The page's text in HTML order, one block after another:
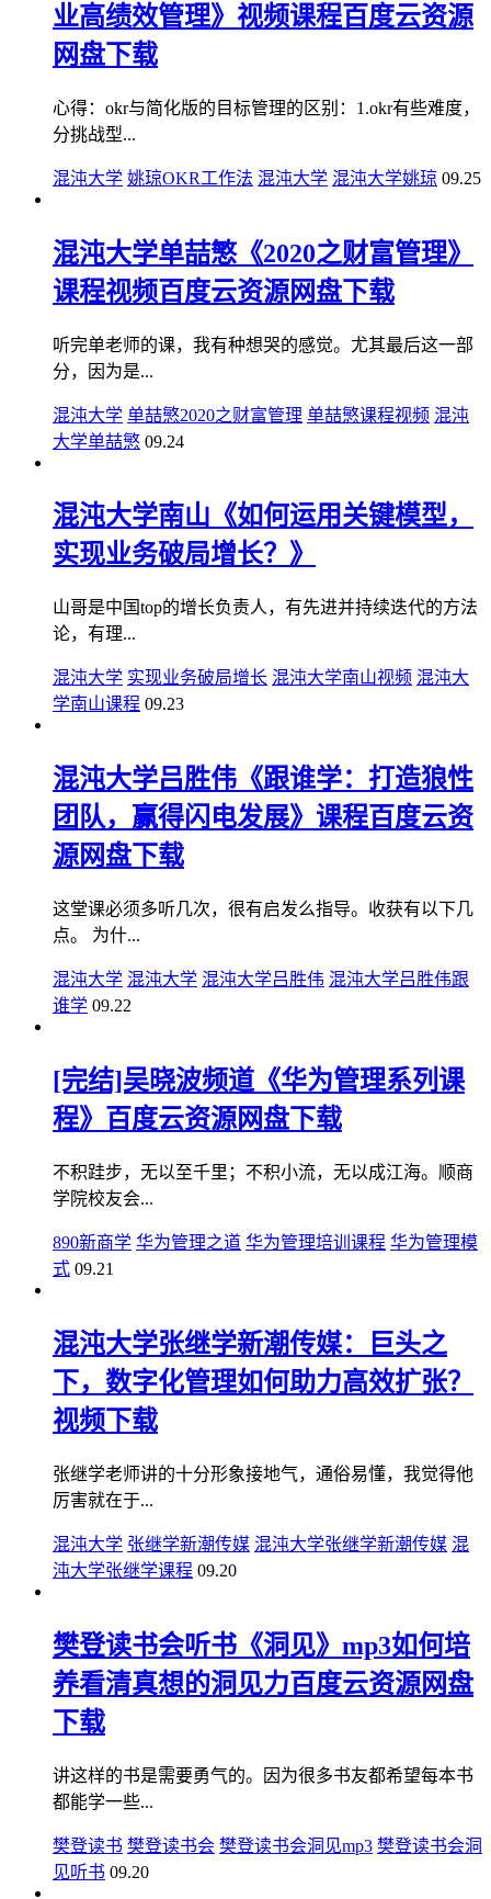
业高绩效管理》视频课程百度云资源
网盘下载
心得：okr与简化版的目标管理的区别：1.okr有些难度，
分挑战型...
混沌大学 姚琼OKR工作法 混沌大学 混沌大学姚琼 09.25
混沌大学单喆慜《2020之财富管理》
课程视频百度云资源网盘下载
听完单老师的课，我有种想哭的感觉。尤其最后这一部
分，因为是...
混沌大学 单喆慜2020之财富管理 单喆慜课程视频 混沌
大学单喆慜 09.24
混沌大学南山《如何运用关键模型，
实现业务破局增长？》
山哥是中国top的增长负责人，有先进并持续迭代的方法
论，有理...
混沌大学 实现业务破局增长 混沌大学南山视频 混沌大
学南山课程 09.23
混沌大学吕胜伟《跟谁学：打造狼性
团队，赢得闪电发展》课程百度云资
源网盘下载
这堂课必须多听几次，很有启发么指导。收获有以下几
点。 为什...
混沌大学 混沌大学 混沌大学吕胜伟 混沌大学吕胜伟跟
谁学 09.22
[完结]吴晓波频道《华为管理系列课
程》百度云资源网盘下载
不积跬步，无以至千里；不积小流，无以成江海。顺商
学院校友会...
890新商学 华为管理之道 华为管理培训课程 华为管理模
式 09.21
混沌大学张继学新潮传媒：巨头之
下，数字化管理如何助力高效扩张？
视频下载
张继学老师讲的十分形象接地气，通俗易懂，我觉得他
厉害就在于...
混沌大学 张继学新潮传媒 混沌大学张继学新潮传媒 混
沌大学张继学课程 09.20
樊登读书会听书《洞见》mp3如何培
养看清真想的洞见力百度云资源网盘
下载
讲这样的书是需要勇气的。因为很多书友都希望每本书
都能学一些...
樊登读书 樊登读书会 樊登读书会洞见mp3 樊登读书会洞
见听书 09.20